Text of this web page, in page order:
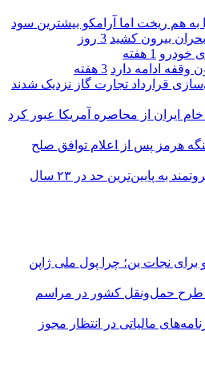
به هم ریخت اما آرامکو بیشترین سود
بحران بیرون کشید 3 روز
خودرو 1 هفته
وقفه ادامه دارد 3 هفته
قرارداد تجارت گاز نزدیک شدند
هرمز پس از اعلام توافق صلح
ذخایر نفت کشورهای ثروتمند به پایین‌ترین حد در ۲۳ سال
برای نجات ین؛ چرا پول ملی ژاپن
طرح حمل‌ونقل کشور در مراسم
مالیاتی در انتظار مجوز